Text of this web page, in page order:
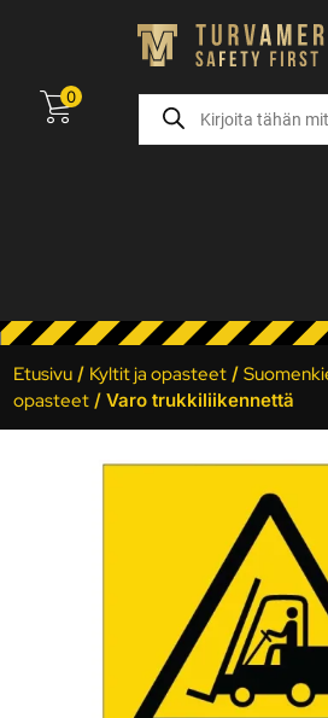
0
Etusivu / Kyltit ja opasteet /
opasteet / Varo trukkiliikennettä